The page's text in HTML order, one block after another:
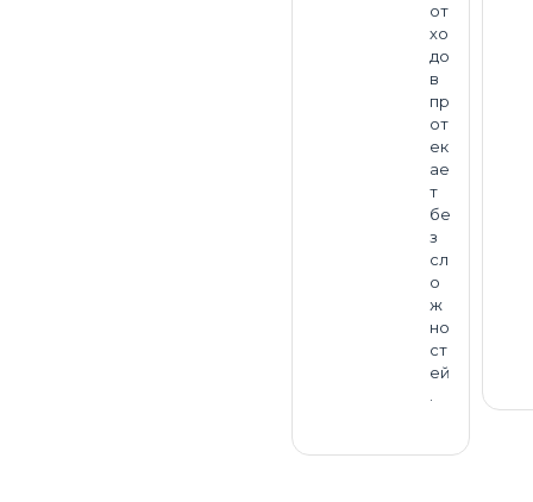
от
хо
до
в
пр
от
ек
ае
т
бе
з
сл
о
ж
но
ст
ей